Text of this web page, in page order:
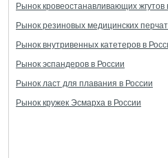
Рынок кровеостанавливающих жгутов
Рынок резиновых медицинских
Рынок внутривенных катетеров в
Рынок эспандеров в России
Рынок ласт для плавания в России
Рынок кружек Эсмарха в России